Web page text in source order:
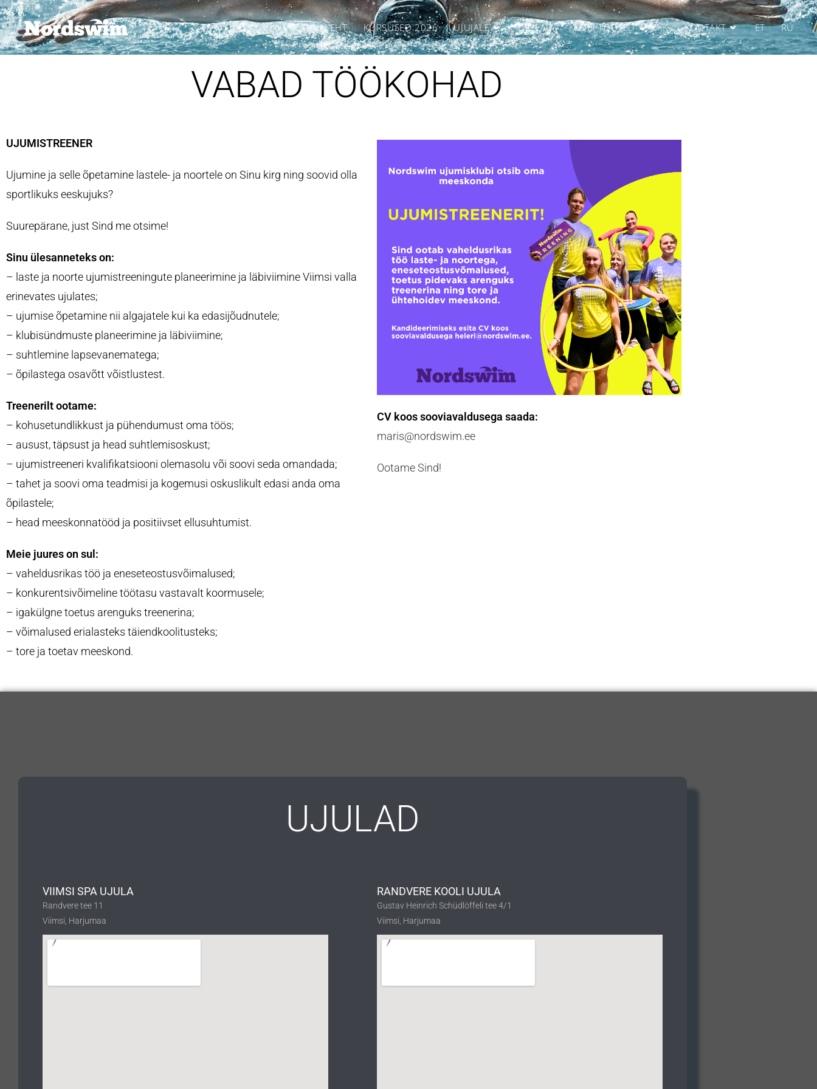
AVALEHT KURSUSED 2026 UJUJALE UJULAD KLUBI TOOTED KKK KONTAKT ET RU
VABAD TÖÖKOHAD
UJUMISTREENER
Ujumine ja selle õpetamine lastele- ja noortele on Sinu kirg ning soovid olla
sportlikuks eeskujuks?
Suurepärane, just Sind me otsime!
Sinu ülesanneteks on:
– laste ja noorte ujumistreeningute planeerimine ja läbiviimine Viimsi valla
erinevates ujulates;
– ujumise õpetamine nii algajatele kui ka edasijõudnutele;
– klubisündmuste planeerimine ja läbiviimine;
– suhtlemine lapsevanematega;
– õpilastega osavõtt võistlustest.
Treenerilt ootame:
– kohusetundlikkust ja pühendumust oma töös;
– ausust, täpsust ja head suhtlemisoskust;
– ujumistreeneri kvalifikatsiooni olemasolu või soovi seda omandada;
– tahet ja soovi oma teadmisi ja kogemusi oskuslikult edasi anda oma
õpilastele;
– head meeskonnatööd ja positiivset ellusuhtumist.
Meie juures on sul:
– vaheldusrikas töö ja eneseteostusvõimalused;
– konkurentsivõimeline töötasu vastavalt koormusele;
– igakülgne toetus arenguks treenerina;
– võimalused erialasteks täiendkoolitusteks;
– tore ja toetav meeskond.
CV koos sooviavaldusega saada:
maris@nordswim.ee
Ootame Sind!
UJULAD
VIIMSI SPA UJULA
Randvere tee 11
Viimsi, Harjumaa
RANDVERE KOOLI UJULA
Gustav Heinrich Schüdlöffeli tee 4/1
Viimsi, Harjumaa